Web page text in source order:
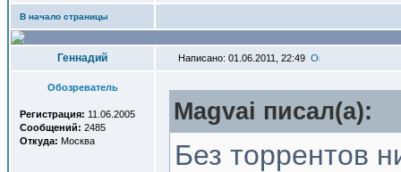
В начало страницы
Геннадий Написано: 01.06.2011, 22:49
Обозреватель
Регистрация: 11.06.2005
Сообщений: 2485
Откуда: Москва
Magvai писал(a):
Без торрентов